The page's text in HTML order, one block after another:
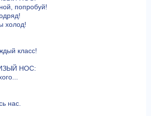
попробуй!
холод!
класс!
НОС:
нас.